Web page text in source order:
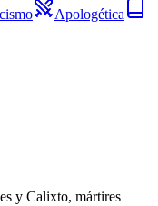
Apologética
y Calixto, mártires